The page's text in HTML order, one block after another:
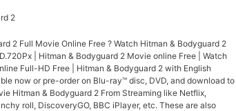
2
2 Full Movie Online Free ? Watch Hitman & Bodyguard 2
| Hitman & Bodyguard 2 Movie online Free | Watch
Full-HD Free | Hitman & Bodyguard 2 with English
now or pre-order on Blu-ray™ disc, DVD, and download to
Hitman & Bodyguard 2 From Streaming like Netflix,
roll, DiscoveryGO, BBC iPlayer, etc. These are also